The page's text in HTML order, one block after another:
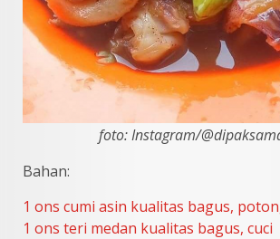
foto: Instagram/
Bahan:
1 ons cumi asin kualitas bagus,
1 ons teri medan kualitas bagus, cuci